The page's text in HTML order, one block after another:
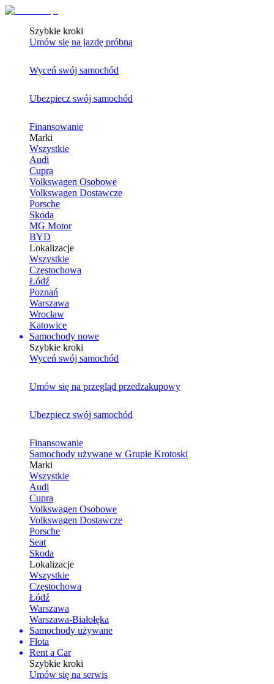
Szybkie kroki
Umów się na jazdę próbną
Wyceń swój samochód
Ubezpiecz swój samochód
Finansowanie
Marki
Wszystkie
Audi
Cupra
Volkswagen Osobowe
Volkswagen Dostawcze
Porsche
Skoda
MG Motor
BYD
Lokalizacje
Wszystkie
Częstochowa
Łódź
Poznań
Warszawa
Wrocław
Katowice
Samochody nowe
Szybkie kroki
Wyceń swój samochód
Umów się na przegląd przedzakupowy
Ubezpiecz swój samochód
Finansowanie
Samochody używane w Grupie Krotoski
Marki
Wszystkie
Audi
Cupra
Volkswagen Osobowe
Volkswagen Dostawcze
Porsche
Seat
Skoda
Lokalizacje
Wszystkie
Częstochowa
Łódź
Warszawa
Warszawa-Białołęka
Samochody używane
Flota
Rent a Car
Szybkie kroki
Umów się na serwis